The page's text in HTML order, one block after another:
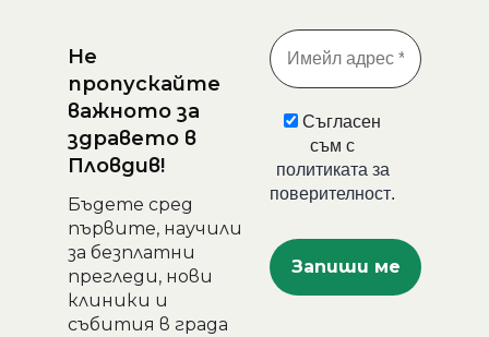
Не
пропускайте
важното за
здравето в
Пловдив!
Бъдете сред
първите, научили
за безплатни
прегледи, нови
клиники и
събития в града
Съгласен
съм с
политиката за
поверителност.